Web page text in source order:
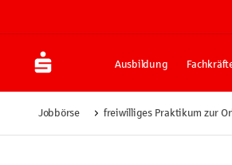
Ausbildung
Jobbörse freiwilliges Praktikum zur